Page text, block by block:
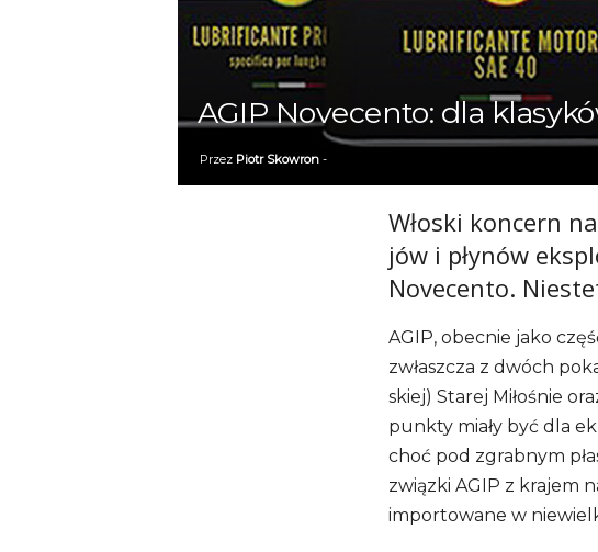
AGIP Novecento: dla
Przez Piotr Skowron-
Wło­ski kon­cern
jów i pły­nów
Novecento.
AGIP, obec­nie jako
zwłasz­cza z dwóch
skiej) Sta­rej Miło­śnie
punkty miały być dla
choć pod zgrab­nym
związki AGIP z kra­jem
impor­to­wane w